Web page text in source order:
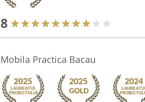
8
Mobila Practica Bacau